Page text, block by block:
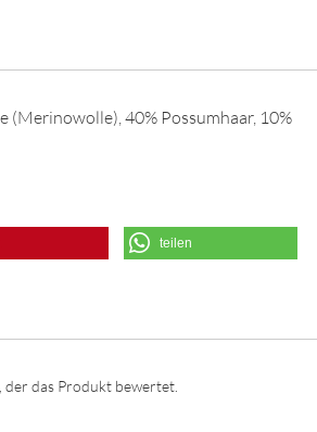
40% Possumhaar, 10%
teilen
der das Produkt bewertet.